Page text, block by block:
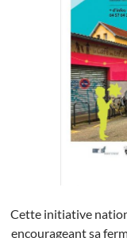
Cette initiative
encourageant sa